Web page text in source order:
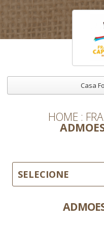
Casa
HOME
SELECIONE